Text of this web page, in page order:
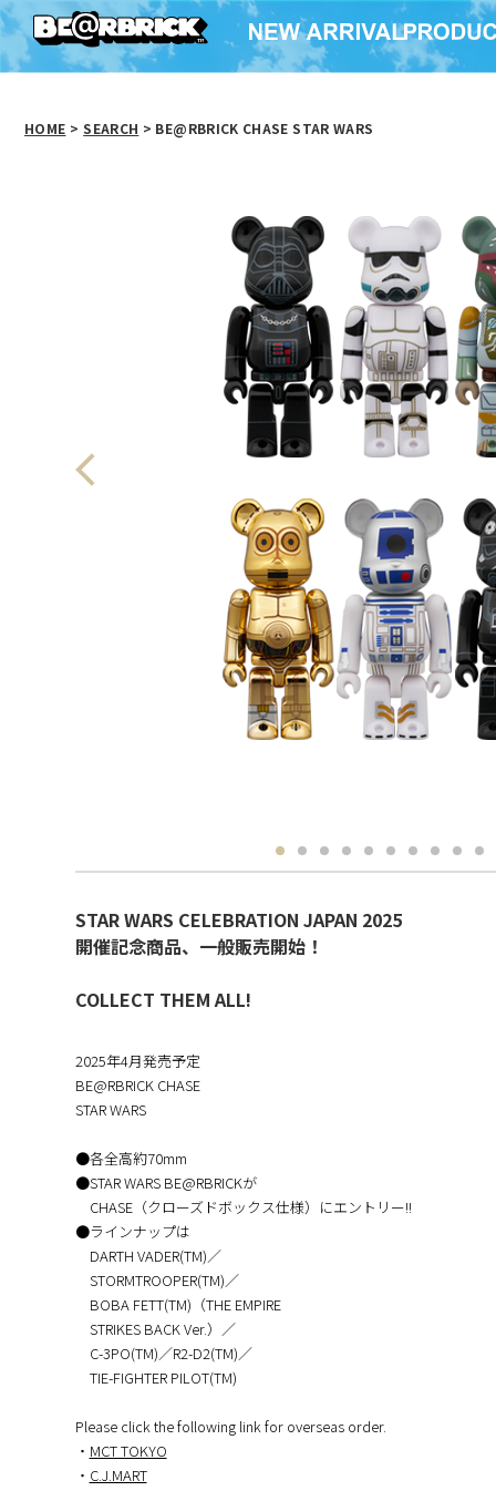
HOME > SEARCH > BE@RBRICK CHASE STAR WARS
STAR WARS CELEBRATION JAPAN 2025
開催記念商品、一般販売開始！
COLLECT THEM ALL!
2025年4月発売予定
BE@RBRICK CHASE
STAR WARS
●各全高約70mm
●STAR WARS BE@RBRICKが
CHASE（クローズドボックス仕様）にエントリー!!
●ラインナップは
DARTH VADER(TM)／
STORMTROOPER(TM)／
BOBA FETT(TM)（THE EMPIRE
STRIKES BACK Ver.）／
C-3PO(TM)／R2-D2(TM)／
TIE-FIGHTER PILOT(TM)
Please click the following link for overseas order.
・ MCT TOKYO
・ C.J.MART